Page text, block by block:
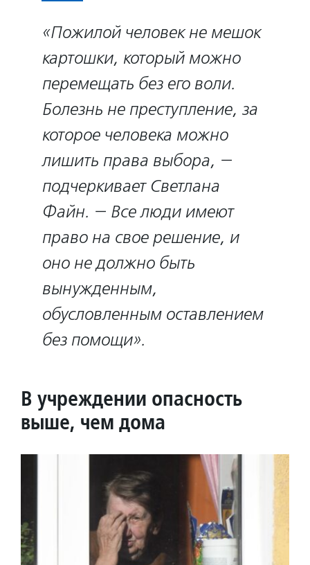
«Пожилой человек не мешок
картошки, который можно
перемещать без его воли.
Болезнь не преступление, за
которое человека можно
лишить права выбора, −
подчеркивает Светлана
Файн. − Все люди имеют
право на свое решение, и
оно не должно быть
вынужденным,
обусловленным оставлением
без помощи».
В учреждении опасность
выше, чем дома